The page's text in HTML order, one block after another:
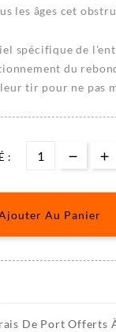
les âges cet
spécifique de
du
tir pour ne pas
:
Au Panier
De Port Offerts